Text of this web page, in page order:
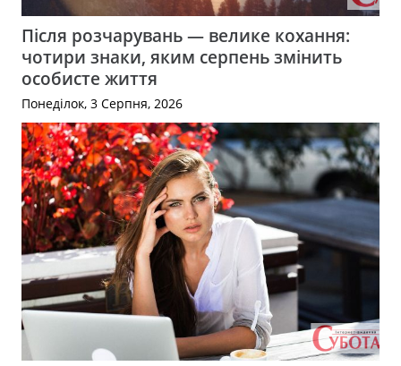
Після розчарувань — велике кохання:
чотири знаки, яким серпень змінить
особисте життя
Понеділок, 3 Серпня, 2026